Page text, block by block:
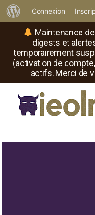
Maintenance
digests et
temporairement
(activation de
actifs. Merci de
propos
de
WordPress
Connexion
où